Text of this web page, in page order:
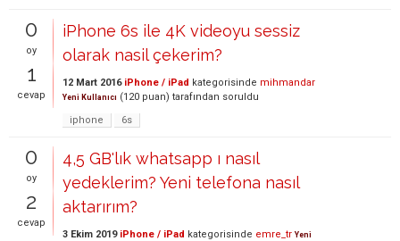
0
oy
1
cevap
iPhone 6s ile 4K videoyu sessiz
olarak nasil çekerim?
12 Mart 2016 iPhone / iPad kategorisinde mihmandar
Yeni Kullanıcı (120 puan) tarafından soruldu
iphone
6s
0
oy
2
cevap
4,5 GB'lık whatsapp ı nasıl
yedeklerim? Yeni telefona nasıl
aktarırım?
3 Ekim 2019 iPhone / iPad kategorisinde emre_tr Yeni